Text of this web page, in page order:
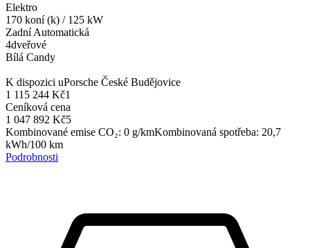
Elektro
170 koní (k) / 125 kW
Zadní Automatická
4dveřové
Bílá Candy
K dispozici uPorsche České Budějovice
1 115 244 Kč1
Ceníková cena
1 047 892 Kč5
Kombinované emise CO₂: 0 g/kmKombinovaná spotřeba: 20,7
kWh/100 km
Podrobnosti